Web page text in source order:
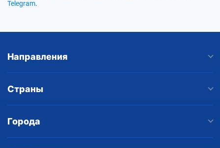
Telegram.
Направления
Страны
Города